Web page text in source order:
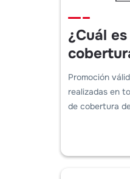
¿Cuál
Promoción
realizadas en
de cobertura